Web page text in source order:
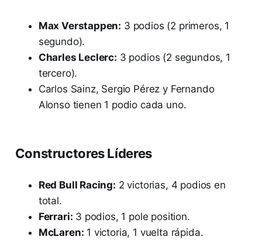
Max Verstappen: 3 podios (2 primeros, 1
segundo).
Charles Leclerc: 3 podios (2 segundos, 1
tercero).
Carlos Sainz, Sergio Pérez y Fernando
Alonso tienen 1 podio cada uno.
Constructores Líderes
Red Bull Racing: 2 victorias, 4 podios en
total.
Ferrari: 3 podios, 1 pole position.
McLaren: 1 victoria, 1 vuelta rápida.